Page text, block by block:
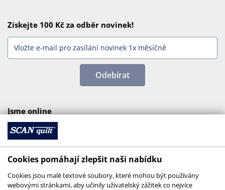
Získejte 100 Kč za odběr novinek!
Odebírat
Jsme online
Cookies pomáhají zlepšit naši nabídku
Cookies jsou malé textové soubory, které mohou být používány
webovými stránkami, aby učinily uživatelský zážitek co nejvíce